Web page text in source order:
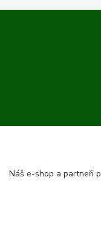
Náš e-shop a partneři